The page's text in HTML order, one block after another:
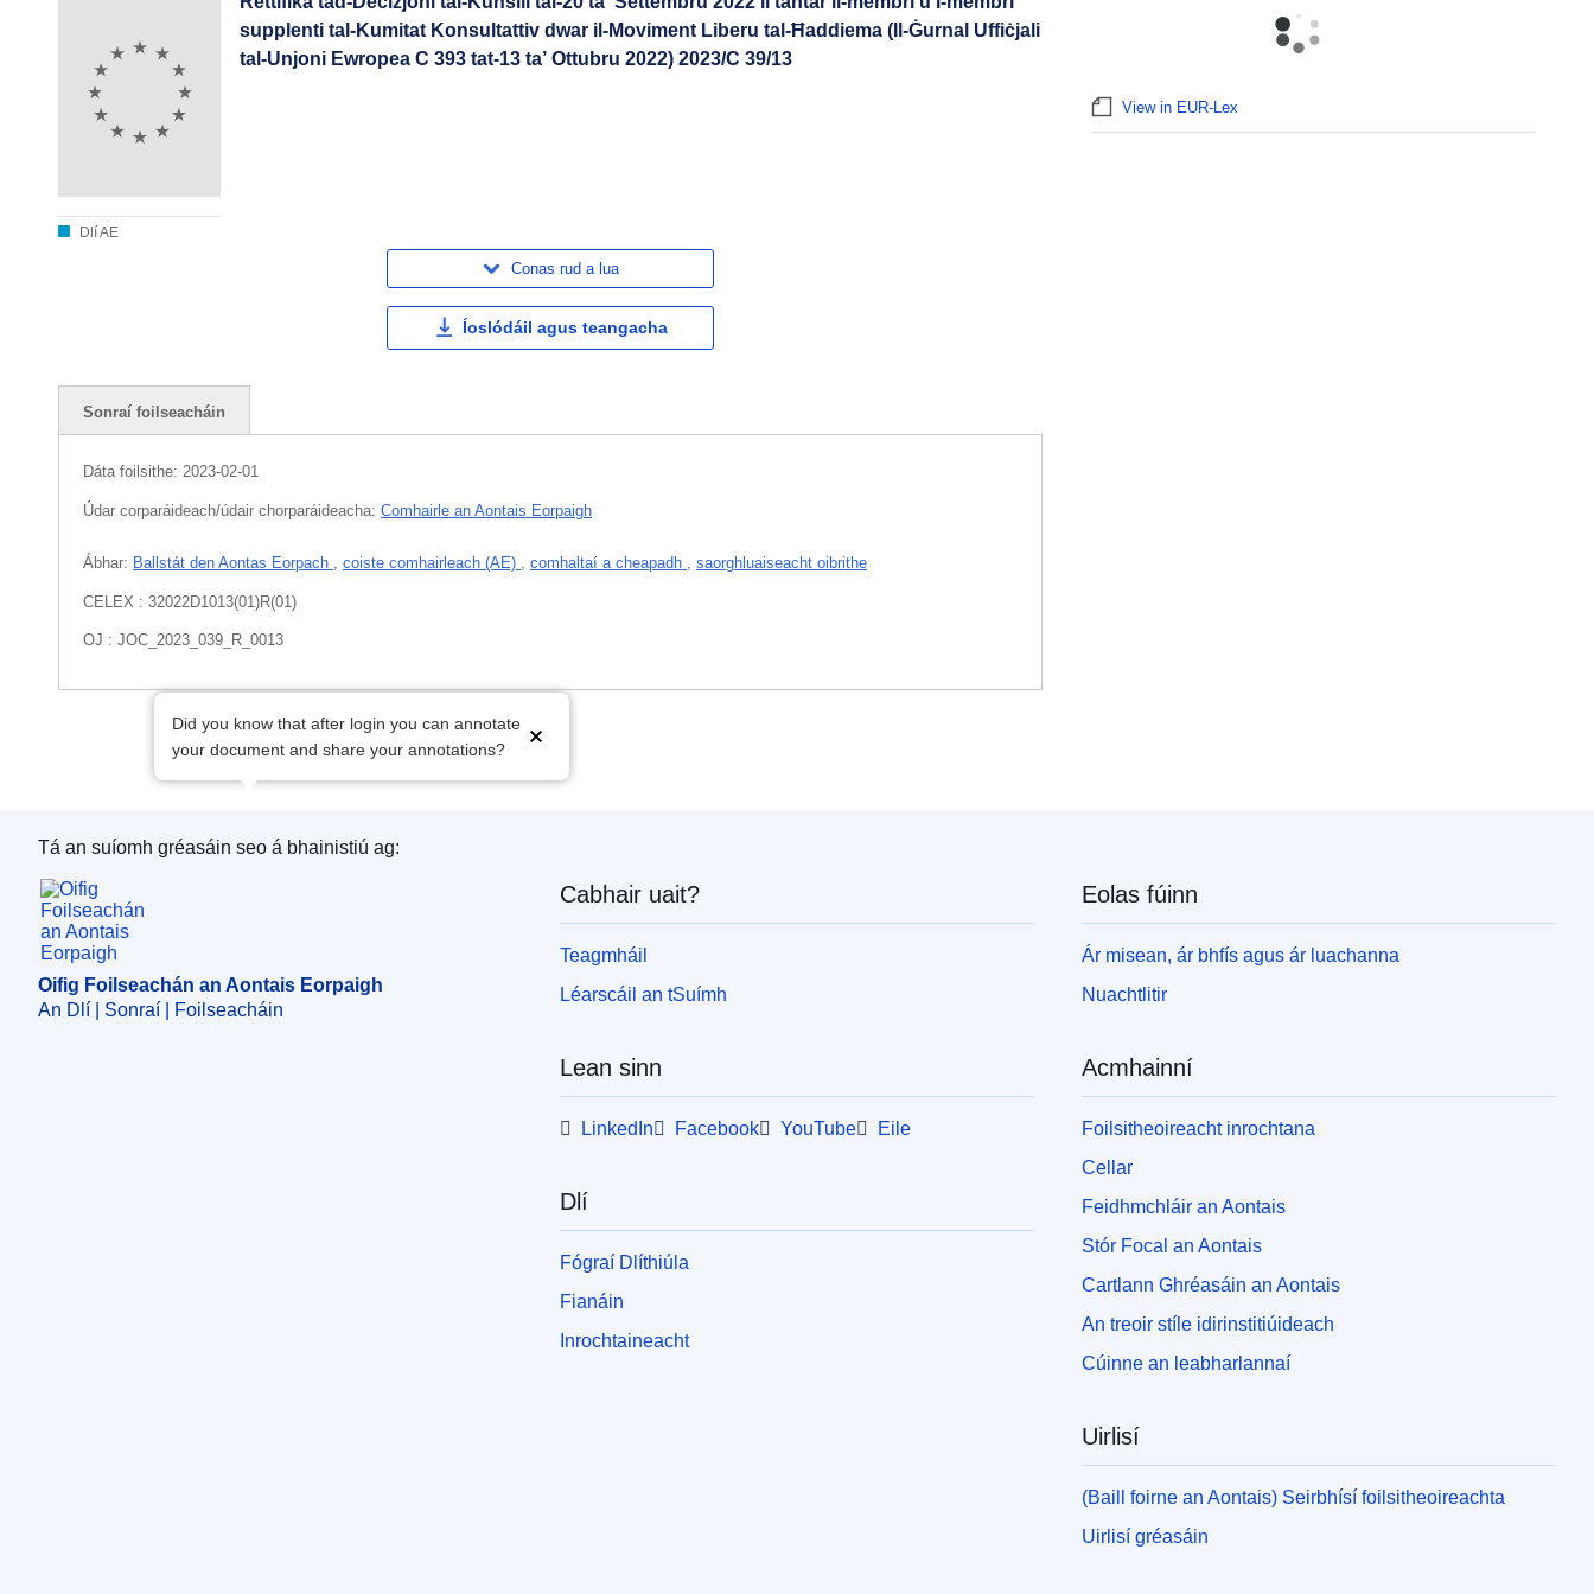
Dlí AE
supplenti tal-Kumitat Konsultattiv dwar il-Moviment Liberu tal-Ħaddiema (Il-Ġurnal Uffiċjali
tal-Unjoni Ewropea C 393 tat-13 ta’ Ottubru 2022) 2023/C 39/13
Conas rud a lua
Íoslódáil agus teangacha
Sonraí foilseacháin
Dáta foilsithe: 2023-02-01
Údar corparáideach/údair chorparáideacha: Comhairle an Aontais Eorpaigh
Ábhar: Ballstát den Aontas Eorpach , coiste comhairleach (AE) , comhaltaí a cheapadh , saorghluaiseacht oibrithe
CELEX : 32022D1013(01)R(01)
OJ : JOC_2023_039_R_0013
Did you know that after login you can annotate
your document and share your annotations?
View in EUR-Lex
Oifig Foilseachán an Aontais Eorpaigh
Tá an suíomh gréasáin seo á bhainistiú ag:
Oifig Foilseachán an Aontais Eorpaigh
An Dlí | Sonraí | Foilseacháin
Cabhair uait?
Teagmháil
Léarscáil an tSuímh
Lean sinn
LinkedIn Facebook YouTube Eile
Dlí
Fógraí Dlíthiúla
Fianáin
Inrochtaineacht
Eolas fúinn
Ár misean, ár bhfís agus ár luachanna
Nuachtlitir
Acmhainní
Foilsitheoireacht inrochtana
Cellar
Feidhmchláir an Aontais
Stór Focal an Aontais
Cartlann Ghréasáin an Aontais
An treoir stíle idirinstitiúideach
Cúinne an leabharlannaí
Uirlisí
(Baill foirne an Aontais) Seirbhísí foilsitheoireachta
Uirlisí gréasáin